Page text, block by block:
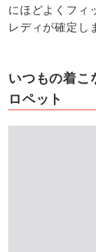
にほどよくフィ
レディが確定し
いつもの着こ
ロペット